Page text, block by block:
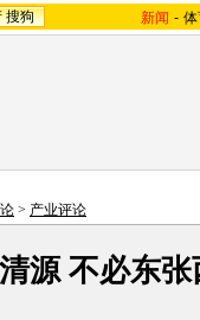
搜狗 新闻 -
> 产业评论
源 不必东